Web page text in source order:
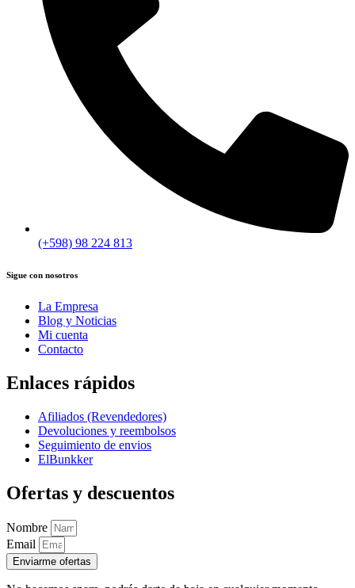
(+598) 98 224 813
Sigue con nosotros
La Empresa
Blog y Noticias
Mi cuenta
Contacto
Enlaces rápidos
Afiliados (Revendedores)
Devoluciones y reembolsos
Seguimiento de envios
ElBunkker
Ofertas y descuentos
Nombre
Email
Enviarme ofertas